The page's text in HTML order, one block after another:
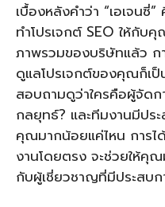
เบื้องหลังคำว่า “เอเจนซี่
ทำโปรเจกต์ SEO ให้กั
ภาพรวมของบริษัทแล้ว ก
ดูแลโปรเจกต์ของคุณก็เ
สอบถามดูว่าใครคือผู้จัดก
กลยุทธ์? และทีมงานมีปร
คุณมากน้อยแค่ไหน การ
งานโดยตรง จะช่วยให้คุ
กับผู้เชี่ยวชาญที่มีประสบ